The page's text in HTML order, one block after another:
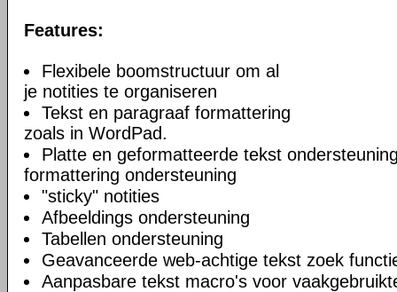
Features:
Flexibele boomstructuur om al
je notities te organiseren
Tekst en paragraaf formattering
zoals in WordPad.
Platte en geformatteerde tekst
formattering ondersteuning
"sticky" notities
Afbeeldings ondersteuning
Tabellen ondersteuning
Geavanceerde web-achtige tekst zoek
Aanpasbare tekst macro's voor